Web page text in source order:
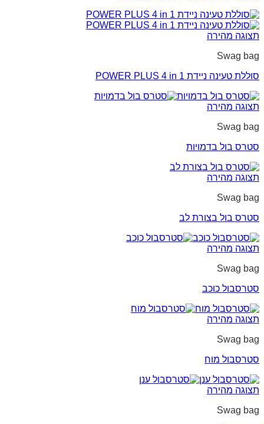
תצוגה מהירה
Swag bag
סוללת טעינה ניידת POWER PLUS 4 in 1
תצוגה מהירה
Swag bag
סטרס בול בדמויות
תצוגה מהירה
Swag bag
סטרס בול בצורת לב
תצוגה מהירה
Swag bag
סטרסבול כוכב
תצוגה מהירה
Swag bag
סטרסבול מוח
תצוגה מהירה
Swag bag